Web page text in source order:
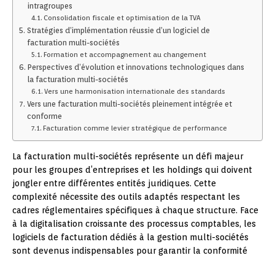
intragroupes
Consolidation fiscale et optimisation de la TVA
Stratégies d’implémentation réussie d’un logiciel de
facturation multi-sociétés
Formation et accompagnement au changement
Perspectives d’évolution et innovations technologiques dans
la facturation multi-sociétés
Vers une harmonisation internationale des standards
Vers une facturation multi-sociétés pleinement intégrée et
conforme
Facturation comme levier stratégique de performance
La facturation multi-sociétés représente un défi majeur
pour les groupes d’entreprises et les holdings qui doivent
jongler entre différentes entités juridiques. Cette
complexité nécessite des outils adaptés respectant les
cadres réglementaires spécifiques à chaque structure. Face
à la digitalisation croissante des processus comptables, les
logiciels de facturation dédiés à la gestion multi-sociétés
sont devenus indispensables pour garantir la conformité